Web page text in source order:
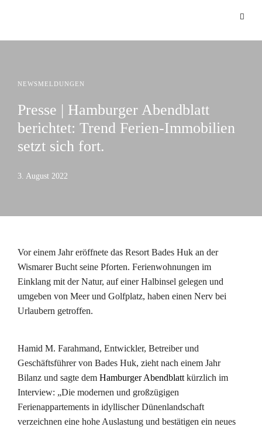
NEWSMELDUNGEN
Presse | Hamburger Abendblatt
berichtet: Trend Ferien-Immobilien
setzt sich fort.
3. August 2022
Vor einem Jahr eröffnete das Resort Bades Huk an der
Wismarer Bucht seine Pforten. Ferienwohnungen im
Einklang mit der Natur, auf einer Halbinsel gelegen und
umgeben von Meer und Golfplatz, haben einen Nerv bei
Urlaubern getroffen.
Hamid M. Farahmand, Entwickler, Betreiber und
Geschäftsführer von Bades Huk, zieht nach einem Jahr
Bilanz und sagte dem Hamburger Abendblatt kürzlich im
Interview: „Die modernen und großzügigen
Ferienappartements in idyllischer Dünenlandschaft
verzeichnen eine hohe Auslastung und bestätigen ein neues